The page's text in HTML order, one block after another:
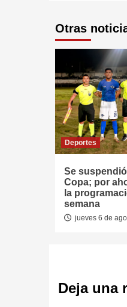
Otras
Deportes
Se
Copa; por
la
semana
jueves 6 de
Deja una